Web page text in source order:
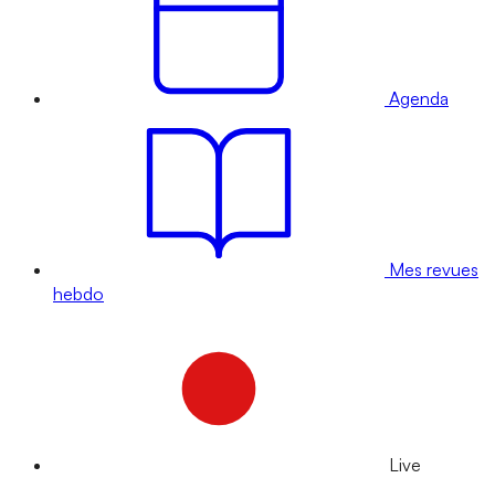
Agenda
Mes revues
hebdo
Live